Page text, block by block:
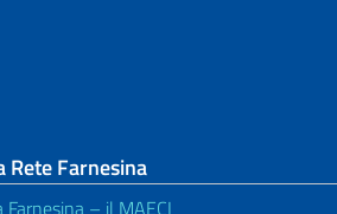
Rete Farnesina
Farnesina – il MAECI